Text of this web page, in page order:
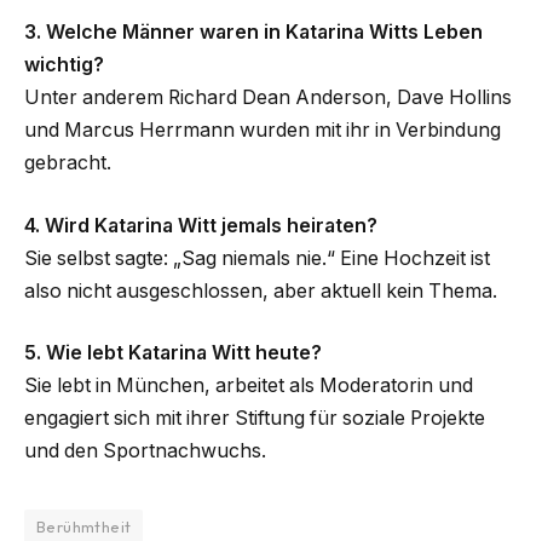
3. Welche Männer waren in Katarina Witts Leben
wichtig?
Unter anderem Richard Dean Anderson, Dave Hollins
und Marcus Herrmann wurden mit ihr in Verbindung
gebracht.
4. Wird Katarina Witt jemals heiraten?
Sie selbst sagte: „Sag niemals nie.“ Eine Hochzeit ist
also nicht ausgeschlossen, aber aktuell kein Thema.
5. Wie lebt Katarina Witt heute?
Sie lebt in München, arbeitet als Moderatorin und
engagiert sich mit ihrer Stiftung für soziale Projekte
und den Sportnachwuchs.
Berühmtheit